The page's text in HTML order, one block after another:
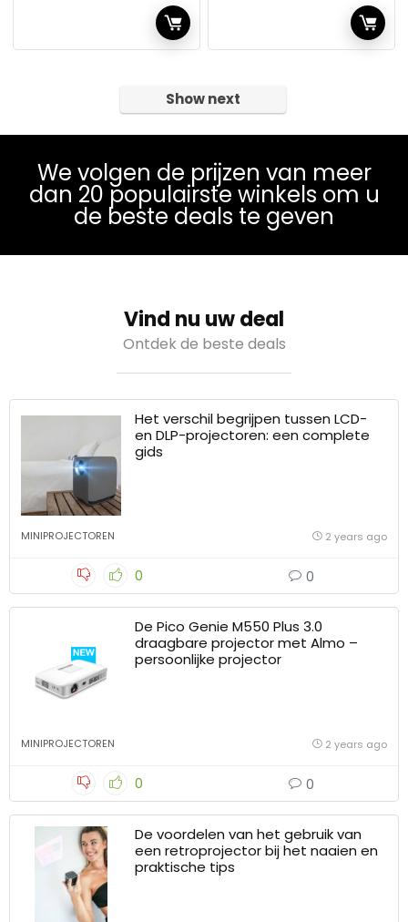
Show next
We volgen de prijzen van meer
dan 20 populairste winkels om u
de beste deals te geven
Vind nu uw deal
Ontdek de beste deals
Het verschil begrijpen tussen LCD-
en DLP-projectoren: een complete
gids
MINIPROJECTOREN 2 years ago
0 0
De Pico Genie M550 Plus 3.0
draagbare projector met Almo –
persoonlijke projector
MINIPROJECTOREN 2 years ago
0 0
De voordelen van het gebruik van
een retroprojector bij het naaien en
praktische tips